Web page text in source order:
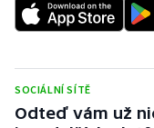
Sportovní střelba
Triatlon
SOCIÁLNÍ SÍTĚ
Odteď vám už